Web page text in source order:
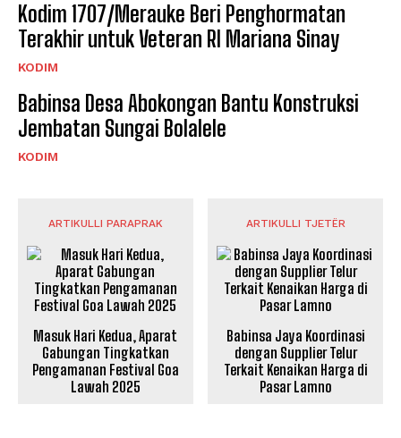
Kodim 1707/Merauke Beri Penghormatan
Terakhir untuk Veteran RI Mariana Sinay
KODIM
Babinsa Desa Abokongan Bantu Konstruksi
Jembatan Sungai Bolalele
KODIM
ARTIKULLI PARAPRAK
Masuk Hari Kedua, Aparat
Gabungan Tingkatkan
Pengamanan Festival Goa
Lawah 2025
ARTIKULLI TJETËR
Babinsa Jaya Koordinasi
dengan Supplier Telur
Terkait Kenaikan Harga di
Pasar Lamno